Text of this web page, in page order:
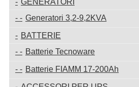
Generatori 3,2-9,2KVA
BATTERIE
Batterie Tecnoware
Batterie FIAMM 17-200Ah